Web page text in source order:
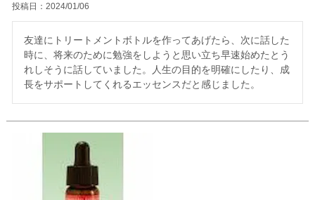
投稿日 2024/01/06
友達にトリートメントボトルを作ってあげたら、次に話した
時に、将来のために勉強をしようと思い立ち早速始めたとう
れしそうに話していました。人生の目的を明確にしたり、成
長をサポートしてくれるエッセンスだと感じました。